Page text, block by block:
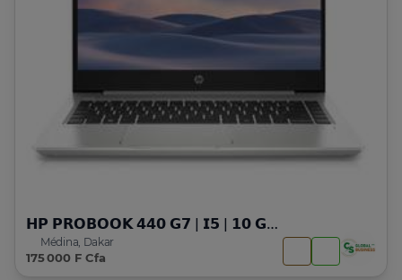
𝗛𝗣 𝗣𝗥𝗢𝗕𝗢𝗢𝗞 𝟰𝟰𝟬 𝗚𝟳 | 𝗜𝟱 | 𝟭𝟬 𝗚𝗘𝗡
Médina, Dakar
175 000 F Cfa